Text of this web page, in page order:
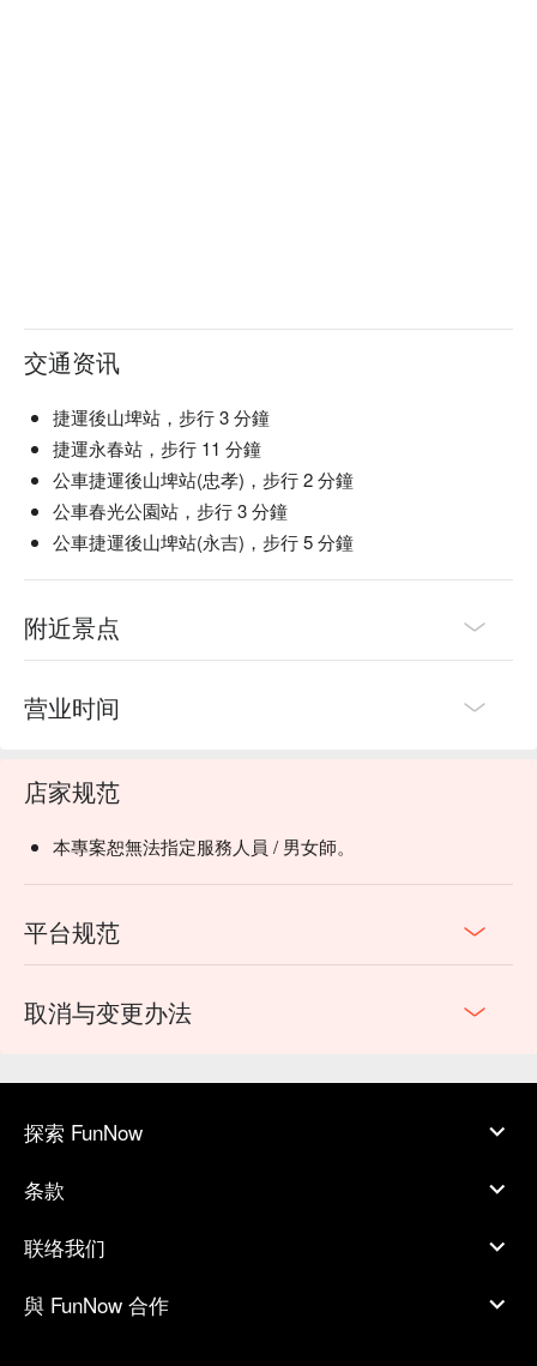
交通资讯
捷運後山埤站，步行 3 分鐘
捷運永春站，步行 11 分鐘
公車捷運後山埤站(忠孝)，步行 2 分鐘
公車春光公園站，步行 3 分鐘
公車捷運後山埤站(永吉)，步行 5 分鐘
附近景点
营业时间
店家规范
本專案恕無法指定服務人員 / 男女師。
平台规范
取消与变更办法
探索 FunNow
条款
联络我们
與 FunNow 合作